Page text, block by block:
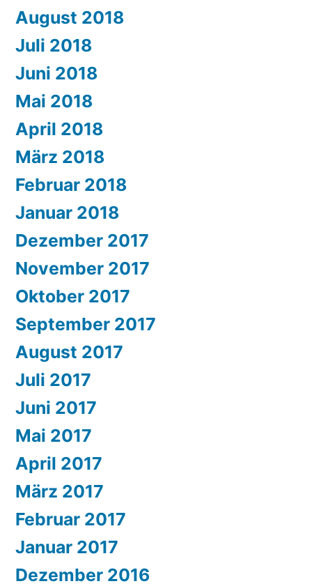
August 2018
Juli 2018
Juni 2018
Mai 2018
April 2018
März 2018
Februar 2018
Januar 2018
Dezember 2017
November 2017
Oktober 2017
September 2017
August 2017
Juli 2017
Juni 2017
Mai 2017
April 2017
März 2017
Februar 2017
Januar 2017
Dezember 2016